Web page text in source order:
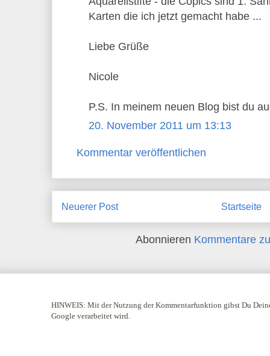
Karten die ich jetzt gemacht habe ...
Liebe Grüße
Nicole
P.S. In meinem neuen Blog bist du
20. November 2011 um 13:13
Kommentar veröffentlichen
Neuerer Post Startseite
Abonnieren Kommentare
HINWEIS: Mit der Nutzung der Kommentarfunktion gibst Du
Google verarbeitet wird.